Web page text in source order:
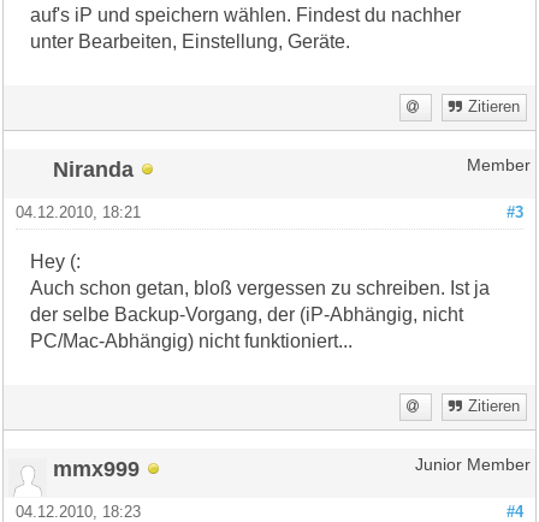
auf's iP und speichern wählen. Findest du nachher
unter Bearbeiten, Einstellung, Geräte.
Zitieren
Niranda Member
#3
04.12.2010, 18:21
Hey (:
Auch schon getan, bloß vergessen zu schreiben. Ist ja
der selbe Backup-Vorgang, der (iP-Abhängig, nicht
PC/Mac-Abhängig) nicht funktioniert...
Zitieren
mmx999 Junior Member
#4
04.12.2010, 18:23